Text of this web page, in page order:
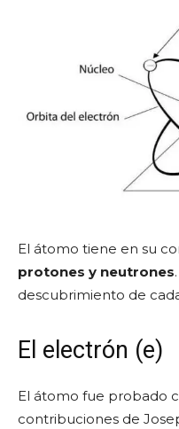
El átomo tiene en su
protones y neutrones
descubrimiento de
El electrón (e)
El átomo fue probado
contribuciones de